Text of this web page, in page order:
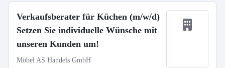
Verkaufsberater für Küchen (m/w/d)
Setzen Sie individuelle Wünsche mit
unseren Kunden um!
Möbel AS Handels GmbH